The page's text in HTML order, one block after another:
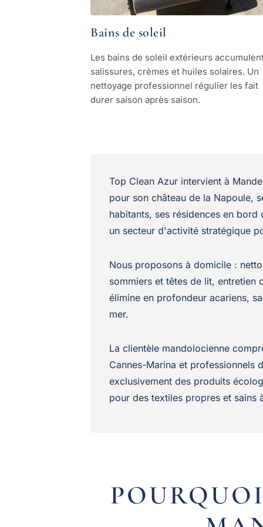
Bains de soleil
Les bains de soleil extérieurs
salissures, crèmes et huiles solaires. Un
nettoyage professionnel régulier les fait
durer saison après saison.
Top Clean Azur intervient à
pour son château de la Napoule,
habitants, ses résidences en
un secteur d'activité stratégique
Nous proposons à domicile :
sommiers et têtes de lit, entretien
élimine en profondeur acariens,
mer.
La clientèle mandolocienne
Cannes-Marina et professionnels
exclusivement des produits
pour des textiles propres et sains